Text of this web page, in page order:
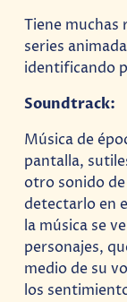
Tiene muchas
series
identificando
Soundtrack:
Música de
pantalla,
otro sonido
detectarlo en
la música se
personajes,
medio de su
los